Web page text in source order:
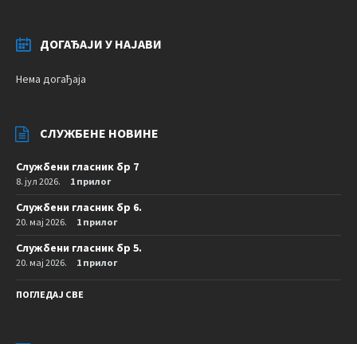
ДОГАЂАЈИ У НАЈАВИ
Нема догађаја
СЛУЖБЕНЕ НОВИНЕ
Службени гласник бр 7
8. јул 2026. 1 прилог
Службени гласник бр 6.
20. мај 2026. 1 прилог
Службени гласник бр 5.
20. мај 2026. 1 прилог
ПОГЛЕДАЈ СВЕ